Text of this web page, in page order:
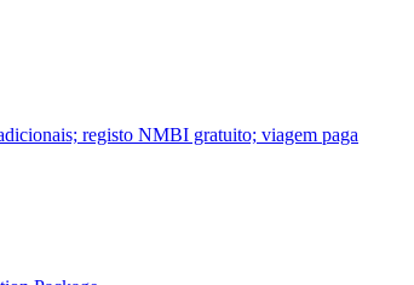
registo NMBI gratuito; viagem paga